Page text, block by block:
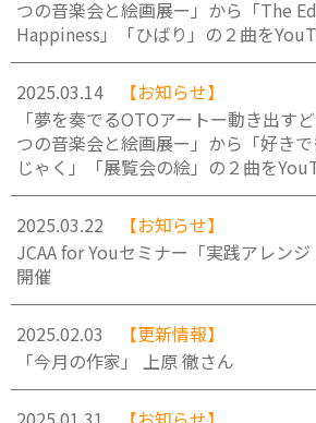
つの音楽会と絵画展ー」から「The
Happiness」「ひばり」の２曲を
2025.03.14
【お知らせ】
「夢を奏でるOTOアートー動き出す
つの音楽会と絵画展ー」から「好き
じゃく」「展覧会の絵」の２曲を
2025.03.22
【お知らせ】
JCAA for Youセミナー「実践アレンジ
開催
2025.02.03
【更新情報】
「今月の作家」 上原 徹さん